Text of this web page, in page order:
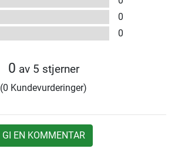
0
0
0 av 5 stjerner
(0 Kundevurderinger)
GI EN KOMMENTAR